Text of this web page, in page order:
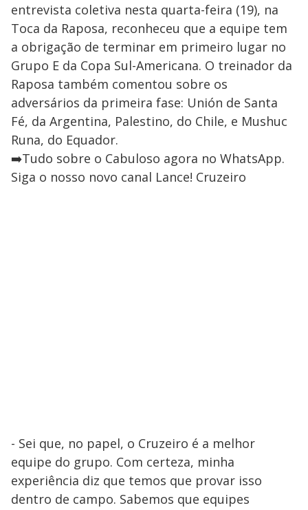
entrevista coletiva nesta quarta-feira (19), na
Toca da Raposa, reconheceu que a equipe tem
a obrigação de terminar em primeiro lugar no
Grupo E da Copa Sul-Americana. O treinador da
Raposa também comentou sobre os
adversários da primeira fase: Unión de Santa
Fé, da Argentina, Palestino, do Chile, e Mushuc
Runa, do Equador.
➡️Tudo sobre o Cabuloso agora no WhatsApp.
Siga o nosso novo canal Lance! Cruzeiro
- Sei que, no papel, o Cruzeiro é a melhor
equipe do grupo. Com certeza, minha
experiência diz que temos que provar isso
dentro de campo. Sabemos que equipes